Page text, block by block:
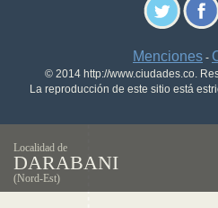
Menciones -
© 2014 http://www.ciudades.co.
La reproducción de este sitio está
Localidad de
DARABANI
(Nord-Est)